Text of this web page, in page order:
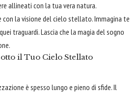
allineati con la tua vera natura.
con la visione del cielo stellato. Immagina te
traguardi. Lascia che la magia del sogno
il Tuo Cielo Stellato
è spesso lungo e pieno di sfide. Il